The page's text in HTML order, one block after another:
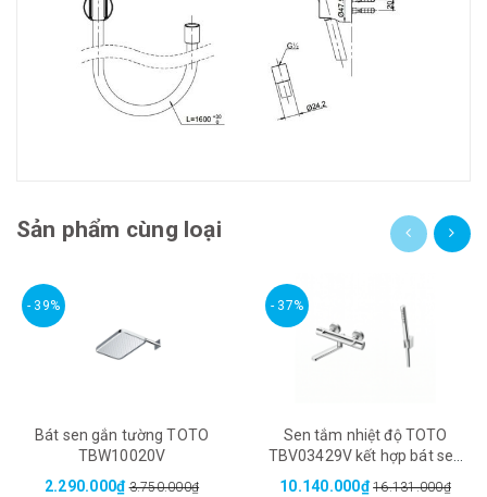
Sản phẩm cùng loại
- 39%
Bát sen gắn tường TOTO
TBW10020V
2.290.000₫ 3.750.000₫
- 37%
Sen tắm nhiệt độ TOTO
TBV03429V kết hợp bát sen
TBW02017A
10.140.000₫ 16.131.000₫